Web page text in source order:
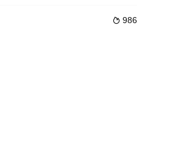
案等。李正九人称“  986